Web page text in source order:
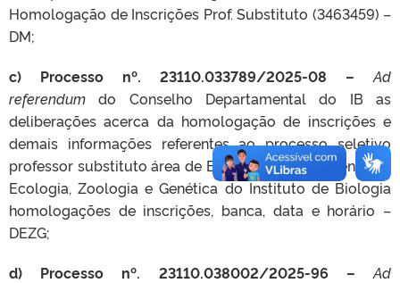
Homologação de Inscrições Prof. Substituto (3463459) –
DM;
c) Processo nº. 23110.033789/2025-08 –
Ad
referendum do Conselho Departamental do IB as
deliberações acerca da homologação de inscrições e
demais informações referentes ao processo seletivo
professor substituto área de Ecologia, Departamento de
Ecologia, Zoologia e Genética do Instituto de Biologia
homologações de inscrições, banca, data e horário –
DEZG;
d) Processo nº. 23110.038002/2025-96 – Ad